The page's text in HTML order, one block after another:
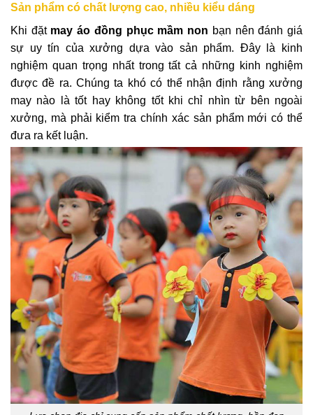
Sản phẩm có chất lượng cao, nhiều kiểu dáng
Khi đặt may áo đồng phục mầm non bạn nên đánh giá
sự uy tín của xưởng dựa vào sản phẩm. Đây là kinh
nghiệm quan trọng nhất trong tất cả những kinh nghiệm
được đề ra. Chúng ta khó có thể nhận định rằng xưởng
may nào là tốt hay không tốt khi chỉ nhìn từ bên ngoài
xưởng, mà phải kiểm tra chính xác sản phẩm mới có thể
đưa ra kết luận.